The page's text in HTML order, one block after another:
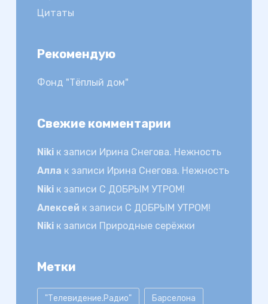
Цитаты
Рекомендую
Фонд "Тёплый дом"
Свежие комментарии
Nikiк записи Ирина Снегова. Нежность
Алла к записи Ирина Снегова. Нежность
Nikiк записи С ДОБРЫМ УТРОМ!
Алексей к записи С ДОБРЫМ УТРОМ!
Nikiк записи Природные серёжки
Метки
"Телевидение.Радио" Барселона